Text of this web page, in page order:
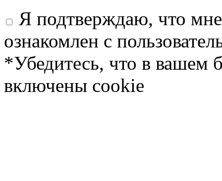
Я подтверждаю, что
ознакомлен с
*Убедитесь, что в вашем
включены cookie